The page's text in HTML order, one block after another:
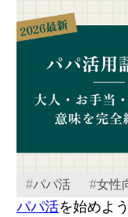
#パパ活 #女性
パパ活を始めよ